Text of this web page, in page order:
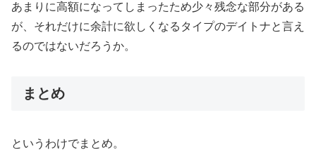
あまりに高額になってしまったため少々残念な部分がある
が、それだけに余計に欲しくなるタイプのデイトナと言え
るのではないだろうか。
まとめ
というわけでまとめ。